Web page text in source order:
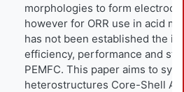
morphologies to form
however for ORR use in acid
has not been established the
efficiency, performance and
PEMFC. This paper aims to
heterostructures Core-Shell